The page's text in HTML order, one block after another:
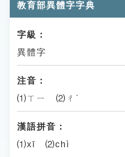
貓頭鷹博士
教育部異體字字典
字級：
異體字
注音：
⑴ㄒㄧ ⑵ㄔˋ
漢語拼音：
⑴xī ⑵chì